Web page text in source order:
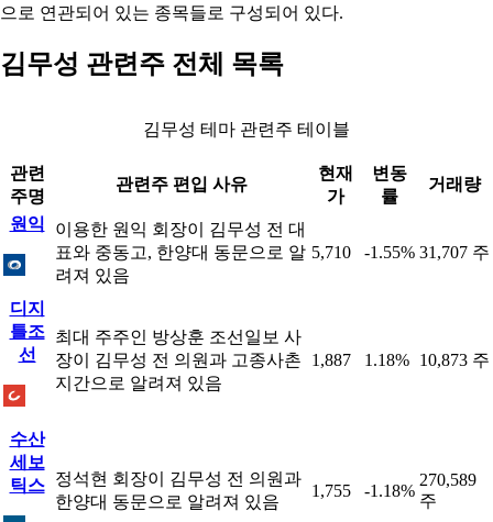
으로 연관되어 있는 종목들로 구성되어 있다.
김무성 관련주 전체 목록
김무성 테마 관련주 테이블
관련
주명
관련주 편입 사유
현재
가
변동
률
거래량
원익
이용한 원익 회장이 김무성 전 대
표와 중동고, 한양대 동문으로 알
려져 있음
5,710 -1.55% 31,707 주
디지
틀조
선
최대 주주인 방상훈 조선일보 사
장이 김무성 전 의원과 고종사촌
지간으로 알려져 있음
1,887 1.18% 10,873 주
수산
세보
틱스
정석현 회장이 김무성 전 의원과
한양대 동문으로 알려져 있음
1,755 -1.18%
270,589
주